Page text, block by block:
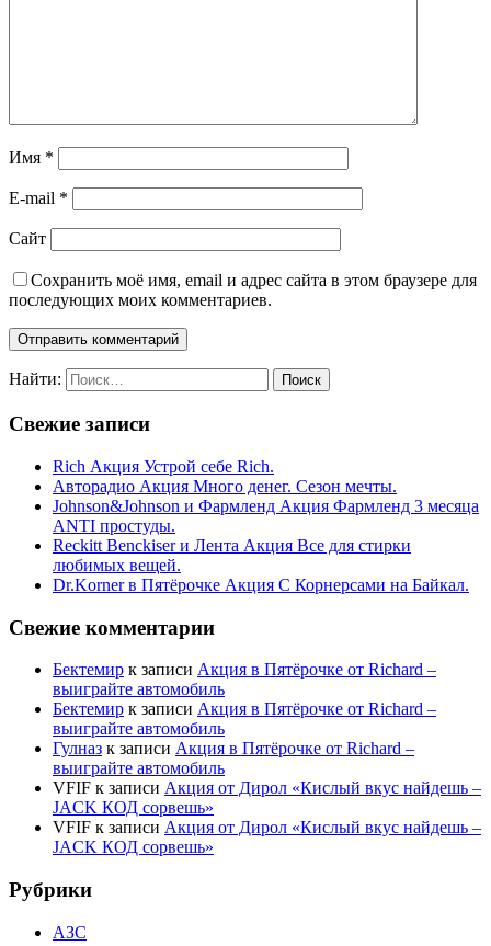
Имя *
E-mail *
Сайт
Сохранить моё имя, email и адрес сайта в этом браузере для
последующих моих комментариев.
Найти:
Свежие записи
Rich Акция Устрой себе Rich.
Авторадио Акция Много денег. Сезон мечты.
Johnson&Johnson и Фармленд Акция Фармленд 3 месяца
ANTI простуды.
Reckitt Benckiser и Лента Акция Все для стирки
любимых вещей.
Dr.Korner в Пятёрочке Акция С Корнерсами на Байкал.
Свежие комментарии
Бектемир к записи Акция в Пятёрочке от Richard –
выиграйте автомобиль
Бектемир к записи Акция в Пятёрочке от Richard –
выиграйте автомобиль
Гулназ к записи Акция в Пятёрочке от Richard –
выиграйте автомобиль
VFIF к записи Акция от Дирол «Кислый вкус найдешь –
JACK КОД сорвешь»
VFIF к записи Акция от Дирол «Кислый вкус найдешь –
JACK КОД сорвешь»
Рубрики
АЗС